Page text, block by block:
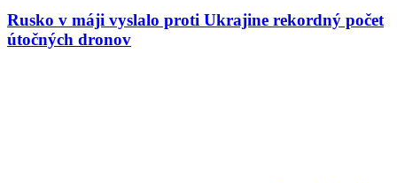
Rusko v máji vyslalo proti Ukrajine rekordný počet
útočných dronov